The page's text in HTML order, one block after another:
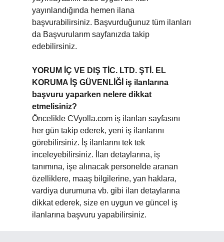
yayınlandığında hemen ilana
başvurabilirsiniz. Başvurduğunuz tüm ilanları
da Başvurularım sayfanızda takip
edebilirsiniz.
YORUM İÇ VE DIŞ TİC. LTD. ŞTİ. EL
KORUMA İŞ GÜVENLİĞİ iş ilanlarına
başvuru yaparken nelere dikkat
etmelisiniz?
Öncelikle CVyolla.com iş ilanları sayfasını
her gün takip ederek, yeni iş ilanlarını
görebilirsiniz. İş ilanlarını tek tek
inceleyebilirsiniz. İlan detaylarına, iş
tanımına, işe alınacak personelde aranan
özelliklere, maaş bilgilerine, yan haklara,
vardiya durumuna vb. gibi ilan detaylarına
dikkat ederek, size en uygun ve güncel iş
ilanlarına başvuru yapabilirsiniz.